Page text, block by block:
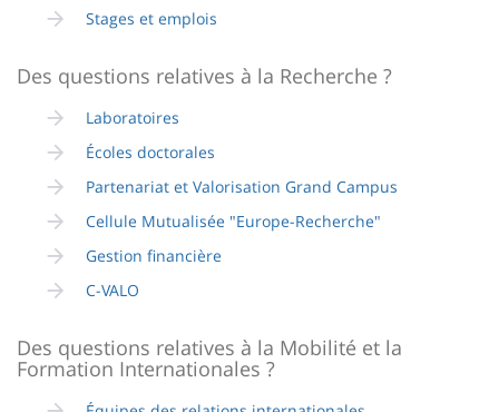
Stages et emplois
Des questions relatives à la Recherche ?
Laboratoires
Écoles doctorales
Partenariat et Valorisation Grand Campus
Cellule Mutualisée "Europe-Recherche"
Gestion financière
C-VALO
Des questions relatives à la Mobilité et la
Formation Internationales ?